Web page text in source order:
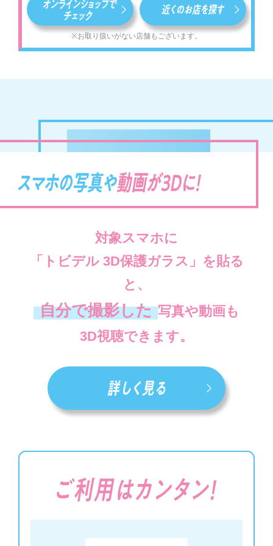
※お取り扱いがない店舗もございます。
対象スマホに
「トビデル 3D保護ガラス」を貼る
と、
自分で撮影した 写真や動画も
3D視聴できます。